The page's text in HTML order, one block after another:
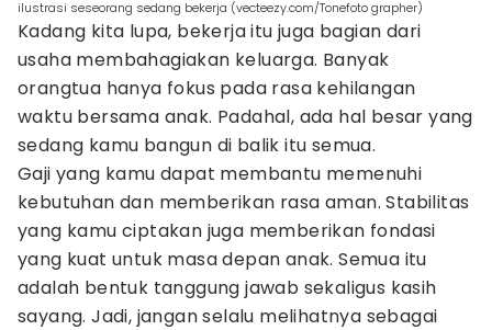
ilustrasi seseorang sedang bekerja (vecteezy.com/Tonefoto grapher)
Kadang kita lupa, bekerja itu juga bagian dari
usaha membahagiakan keluarga. Banyak
orangtua hanya fokus pada rasa kehilangan
waktu bersama anak. Padahal, ada hal besar yang
sedang kamu bangun di balik itu semua.
Gaji yang kamu dapat membantu memenuhi
kebutuhan dan memberikan rasa aman. Stabilitas
yang kamu ciptakan juga memberikan fondasi
yang kuat untuk masa depan anak. Semua itu
adalah bentuk tanggung jawab sekaligus kasih
sayang. Jadi, jangan selalu melihatnya sebagai